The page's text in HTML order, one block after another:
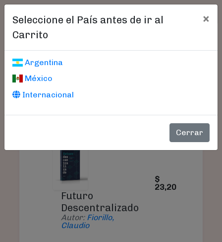
Seleccione el País antes de ir al
Carrito
×
Argentina
México
Internacional
Cerrar
Carrito De Compras
PRODUCTO PRECIO
Futuro
Descentralizado
Autor: Fiorillo,
Claudio
$
23,20